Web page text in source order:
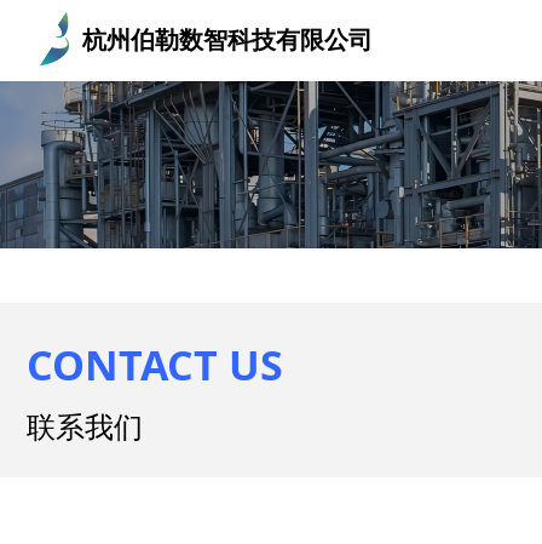
杭州伯勒数智科技有限公司
CONTACT US
联系我们